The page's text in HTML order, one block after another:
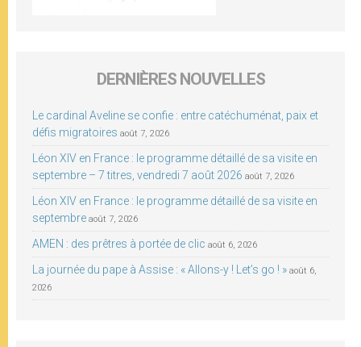
DERNIÈRES NOUVELLES
Le cardinal Aveline se confie : entre catéchuménat, paix et
défis migratoires août 7, 2026
Léon XIV en France : le programme détaillé de sa visite en
septembre – 7 titres, vendredi 7 août 2026 août 7, 2026
Léon XIV en France : le programme détaillé de sa visite en
septembre août 7, 2026
AMEN : des prêtres à portée de clic août 6, 2026
La journée du pape à Assise : « Allons-y ! Let’s go ! » août 6,
2026